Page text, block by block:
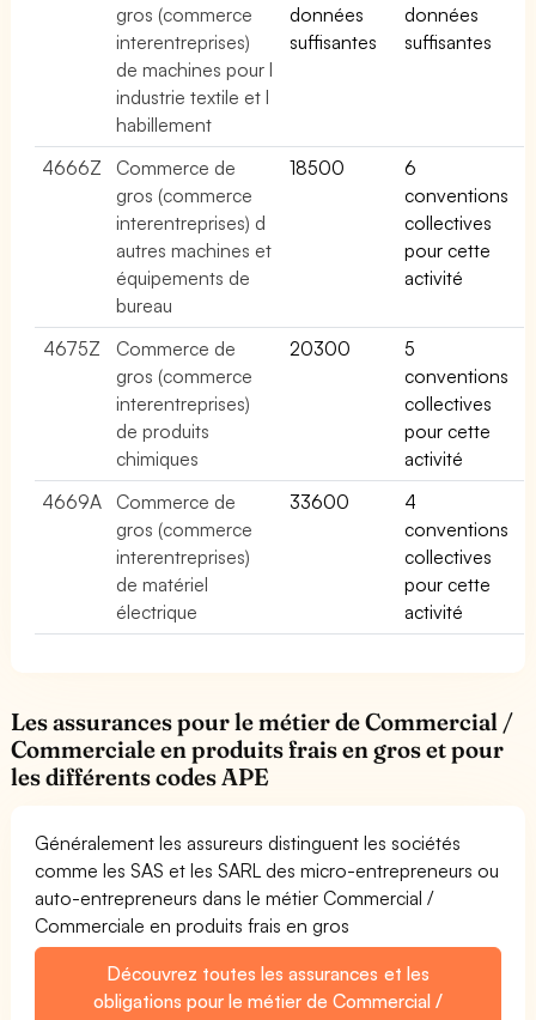
gros (commerce
interentreprises)
de machines pour l
industrie textile et l
habillement
données
suffisantes
données
suffisantes
4666Z
Commerce de
gros (commerce
interentreprises) d
autres machines et
équipements de
bureau
18500
6
conventions
collectives
pour cette
activité
4675Z
Commerce de
gros (commerce
interentreprises)
de produits
chimiques
20300
5
conventions
collectives
pour cette
activité
4669A
Commerce de
gros (commerce
interentreprises)
de matériel
électrique
33600
4
conventions
collectives
pour cette
activité
Les assurances pour le métier de Commercial /
Commerciale en produits frais en gros et pour
les différents codes APE
Généralement les assureurs distinguent les sociétés
comme les SAS et les SARL des micro-entrepreneurs ou
auto-entrepreneurs dans le métier Commercial /
Commerciale en produits frais en gros
Découvrez toutes les assurances et les
obligations pour le métier de Commercial /